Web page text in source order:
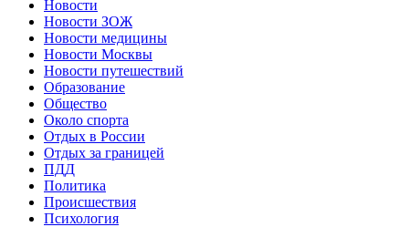
Новости
Новости ЗОЖ
Новости медицины
Новости Москвы
Новости путешествий
Образование
Общество
Около спорта
Отдых в России
Отдых за границей
ПДД
Политика
Происшествия
Психология